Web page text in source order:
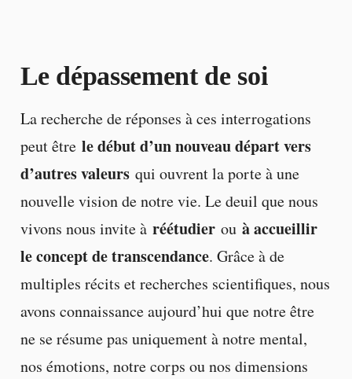
Le dépassement de soi
La recherche de réponses à ces interrogations
peut être le début d’un nouveau départ vers
d’autres valeursqui ouvrent la porte à une
nouvelle vision de notre vie. Le deuil que nous
vivons nous invite à réétudierou à accueillir
le concept de transcendance. Grâce à de
multiples récits et recherches scientifiques, nous
avons connaissance aujourd’hui que notre être
ne se résume pas uniquement à notre mental,
nos émotions, notre corps ou nos dimensions